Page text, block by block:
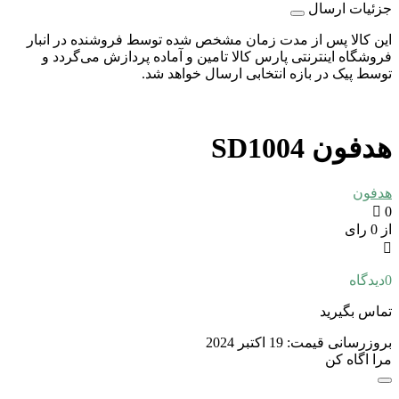
جزئیات ارسال
این کالا پس از مدت زمان مشخص شده توسط فروشنده در انبار
فروشگاه اینترنتی پارس کالا تامین و آماده پردازش می‌گردد و
توسط پیک در بازه انتخابی ارسال خواهد شد.
هدفون SD1004
هدفون
0
از 0 رای
0دیدگاه
تماس بگیرید
بروزرسانی قیمت: 19 اکتبر 2024
مرا اگاه کن